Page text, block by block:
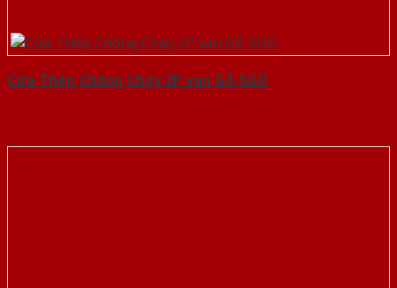
Cửa Thép Chống Cháy 2P van Gỗ-SGD